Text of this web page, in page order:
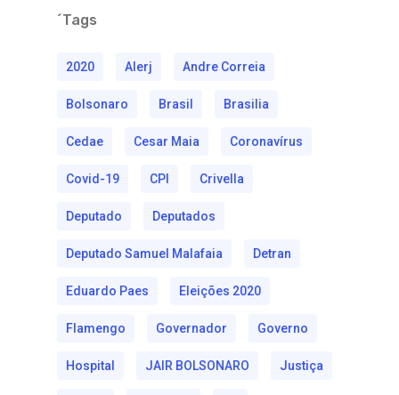
´Tags
2020 Alerj Andre Correia
Bolsonaro Brasil Brasilia
Cedae Cesar Maia Coronavírus
Covid-19 CPI Crivella
Deputado Deputados
Deputado Samuel Malafaia Detran
Eduardo Paes Eleições 2020
Flamengo Governador Governo
Hospital JAIR BOLSONARO Justiça